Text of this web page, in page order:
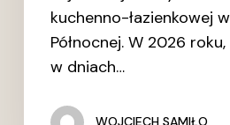
kuchenno-łazienkowej
Północnej. W 2026
w dniach…
WOJCIECH SAMIŁO